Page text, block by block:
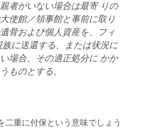
者がいない場合は最寄 りの
使館／領事館と事前に取り
骨および個人資産を、フィ
族に送還する、または状況に
場合、その適正処分に かか
ものとする。
二重に付保という意味でしょう